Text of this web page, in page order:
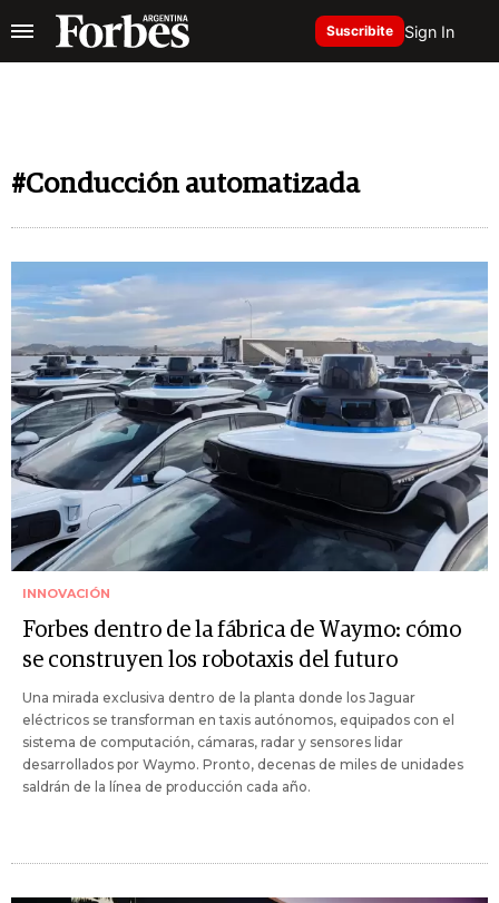
Suscribite Sign In
#Conducción automatizada
INNOVACIÓN
Forbes dentro de la fábrica de Waymo: cómo
se construyen los robotaxis del futuro
Una mirada exclusiva dentro de la planta donde los Jaguar
eléctricos se transforman en taxis autónomos, equipados con el
sistema de computación, cámaras, radar y sensores lidar
desarrollados por Waymo. Pronto, decenas de miles de unidades
saldrán de la línea de producción cada año.